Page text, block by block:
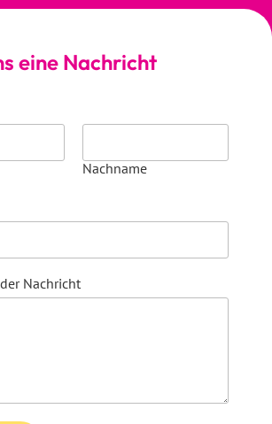
eine Nachricht
Nachname
Nachricht